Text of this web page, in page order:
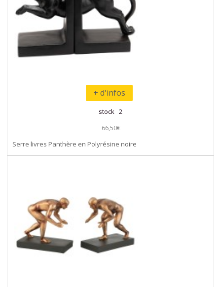
+ d'infos
stock 2
66,50€
Serre livres Panthère en Polyrésine noire